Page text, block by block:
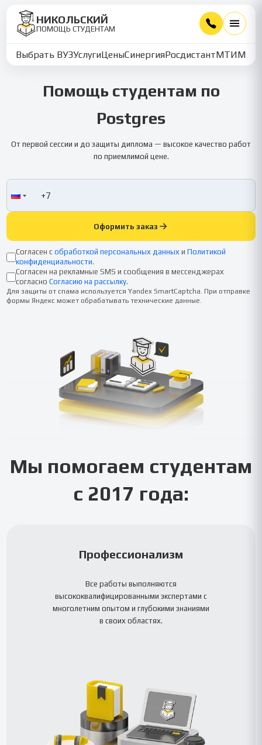
НИКОЛЬСКИЙ
ПОМОЩЬ СТУДЕНТАМ
Выбрать ВУЗУслугиЦеныСинергияРосдистантМТИММУ
Помощь студентам по
Postgres
От первой сессии и до защиты диплома — высокое качество работ
по приемлимой цене.
Оформить заказ
Согласен с обработкой персональных данных и Политикой
конфиденциальности.
Согласен на рекламные SMS и сообщения в мессенджерах
согласно Согласию на рассылку.
Для защиты от спама используется Yandex SmartCaptcha. При отправке
формы Яндекс может обрабатывать технические данные.
Мы помогаем студентам
с 2017 года:
Профессионализм
Все работы выполняются
высококвалифицированными экспертами с
многолетним опытом и глубокими знаниями
в своих областях.